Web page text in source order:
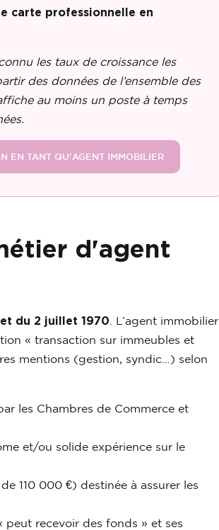
carte professionnelle en
les taux de croissance les
des données de l’ensemble des
au moins un poste à temps
EN TANT QU'AGENT IMMOBILIER
d'agent
du 2 juillet 1970 . L’agent immobilier
« transaction sur immeubles et
mentions (gestion, syndic…) selon
les Chambres de Commerce et
et/ou solide expérience sur le
110 000 €) destinée à assurer les
peut recevoir des fonds » et ses